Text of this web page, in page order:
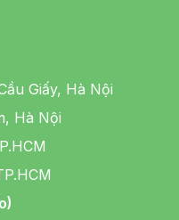
Giấy, Hà Nội
Hà Nội